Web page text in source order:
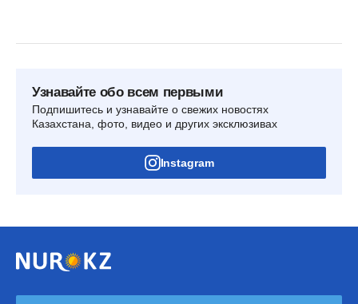
Узнавайте обо всем первыми
Подпишитесь и узнавайте о свежих новостях
Казахстана, фото, видео и других эксклюзивах
Instagram